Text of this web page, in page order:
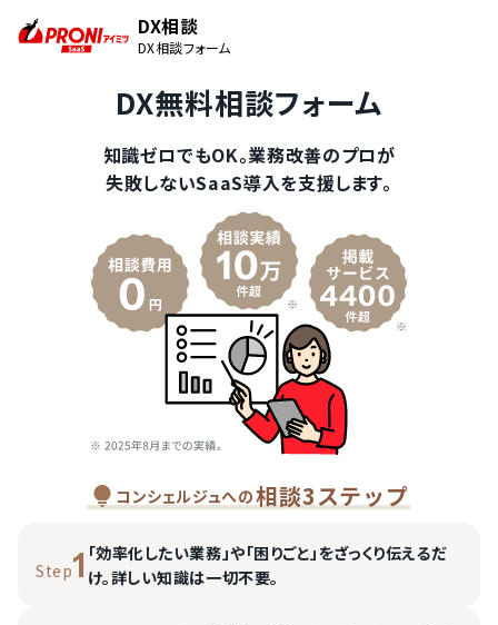
DX相談
DX相談フォーム
DX無料相談フォーム
知識ゼロでもOK。業務改善のプロが
失敗しないSaaS導入を支援します。
コンシェルジュへの相談3ステップ
Step1 「効率化したい業務」や「困りごと」をざっくり伝えるだ
け。詳しい知識は一切不要。